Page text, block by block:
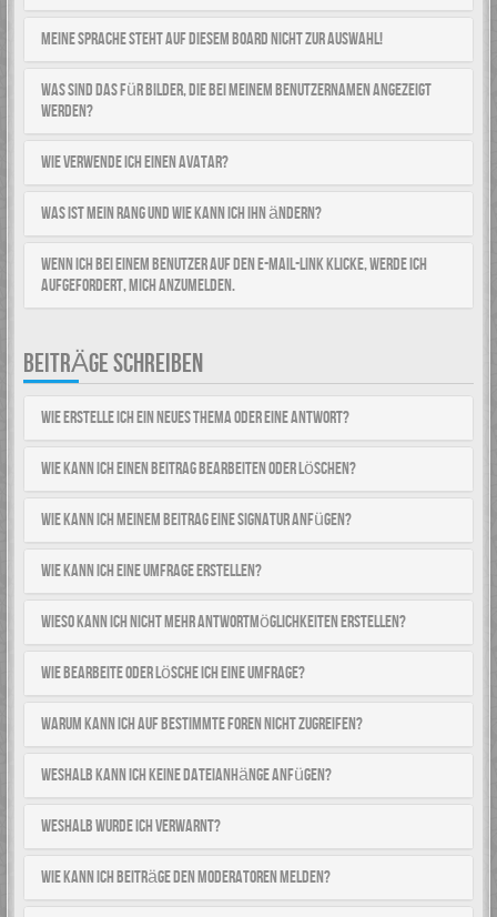
Meine Sprache steht auf diesem Board nicht zur Auswahl!
Was sind das für Bilder, die bei meinem Benutzernamen angezeigt
werden?
Wie verwende ich einen Avatar?
Was ist mein Rang und wie kann ich ihn ändern?
Wenn ich bei einem Benutzer auf den E-Mail-Link klicke, werde ich
aufgefordert, mich anzumelden.
BEITRÄGE SCHREIBEN
Wie erstelle ich ein neues Thema oder eine Antwort?
Wie kann ich einen Beitrag bearbeiten oder löschen?
Wie kann ich meinem Beitrag eine Signatur anfügen?
Wie kann ich eine Umfrage erstellen?
Wieso kann ich nicht mehr Antwortmöglichkeiten erstellen?
Wie bearbeite oder lösche ich eine Umfrage?
Warum kann ich auf bestimmte Foren nicht zugreifen?
Weshalb kann ich keine Dateianhänge anfügen?
Weshalb wurde ich verwarnt?
Wie kann ich Beiträge den Moderatoren melden?